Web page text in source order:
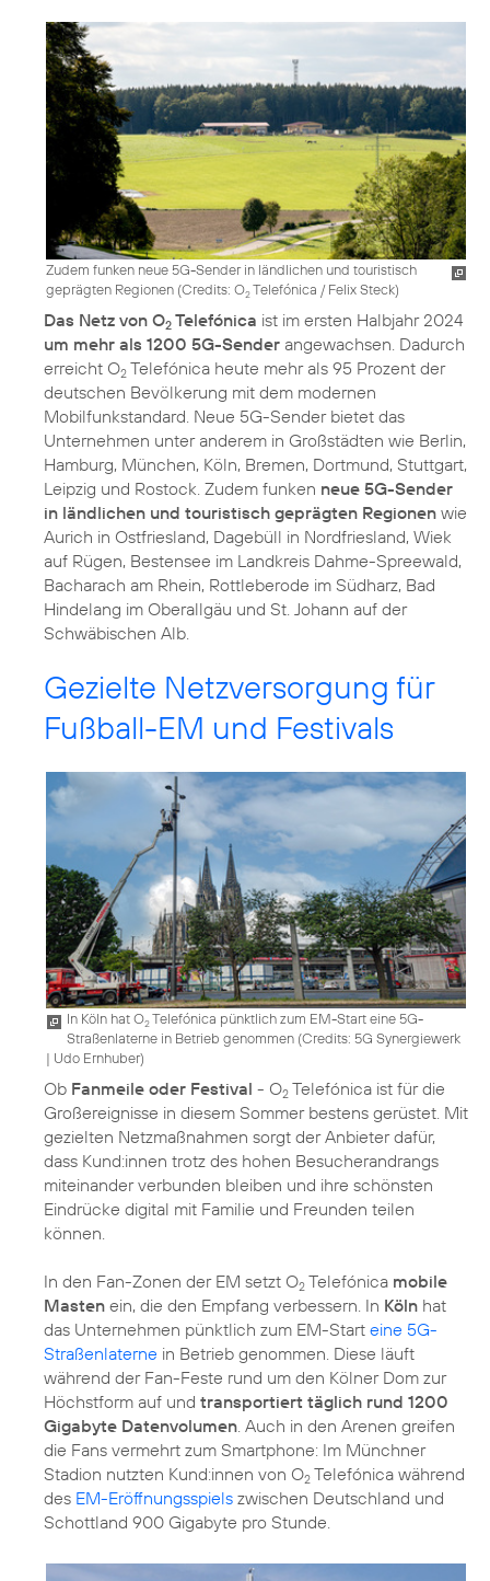
Zudem funken neue 5G-Sender in ländlichen und touristisch
geprägten Regionen (Credits: O2Telefónica / Felix Steck)
Das Netz von O2 Telefónica ist im ersten Halbjahr 2024
um mehr als 1200 5G-Sender angewachsen. Dadurch
erreicht O2 Telefónica heute mehr als 95 Prozent der
deutschen Bevölkerung mit dem modernen
Mobilfunkstandard. Neue 5G-Sender bietet das
Unternehmen unter anderem in Großstädten wie Berlin,
Hamburg, München, Köln, Bremen, Dortmund, Stuttgart,
Leipzig und Rostock. Zudem funken neue 5G-Sender
in ländlichen und touristisch geprägten Regionen wie
Aurich in Ostfriesland, Dagebüll in Nordfriesland, Wiek
auf Rügen, Bestensee im Landkreis Dahme-Spreewald,
Bacharach am Rhein, Rottleberode im Südharz, Bad
Hindelang im Oberallgäu und St. Johann auf der
Schwäbischen Alb.
Gezielte Netzversorgung für
Fußball-EM und Festivals
In Köln hat O2Telefónica pünktlich zum EM-Start eine 5G-
Straßenlaterne in Betrieb genommen (Credits: 5G Synergiewerk
| Udo Ernhuber)
Ob Fanmeile oder Festival - O2 Telefónica ist für die
Großereignisse in diesem Sommer bestens gerüstet. Mit
gezielten Netzmaßnahmen sorgt der Anbieter dafür,
dass Kund:innen trotz des hohen Besucherandrangs
miteinander verbunden bleiben und ihre schönsten
Eindrücke digital mit Familie und Freunden teilen
können.
In den Fan-Zonen der EM setzt O2 Telefónica mobile
Masten ein, die den Empfang verbessern. In Köln hat
das Unternehmen pünktlich zum EM-Start eine 5G-
Straßenlaterne in Betrieb genommen. Diese läuft
während der Fan-Feste rund um den Kölner Dom zur
Höchstform auf und transportiert täglich rund 1200
Gigabyte Datenvolumen. Auch in den Arenen greifen
die Fans vermehrt zum Smartphone: Im Münchner
Stadion nutzten Kund:innen von O2 Telefónica während
des EM-Eröffnungsspiels zwischen Deutschland und
Schottland 900 Gigabyte pro Stunde.